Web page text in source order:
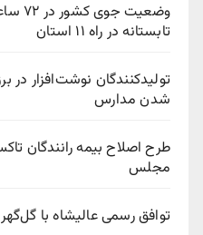
تابستانه در راه ۱۱ استان
تولیدکنندگان نوشت‌افزار
شدن مدارس
طرح اصلاح بیمه رانندگان
مجلس
توافق رسمی عالیشاه با